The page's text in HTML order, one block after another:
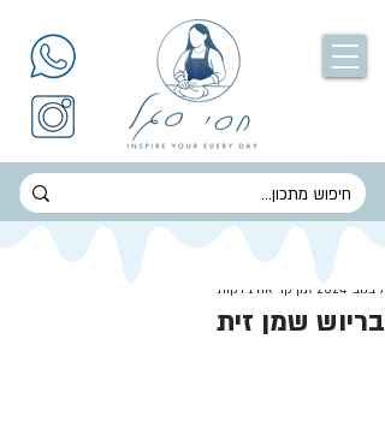
בריוש שמן זית
7 בנוב׳ 2024
זמן קריאה 1 דקות